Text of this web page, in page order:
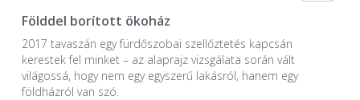
Földdel borított ökoház
2017 tavaszán egy fürdőszobai szellőztetés kapcsán
kerestek fel minket – az alaprajz vizsgálata során vált
világossá, hogy nem egy egyszerű lakásról, hanem egy
földházról van szó.